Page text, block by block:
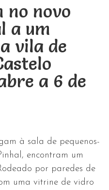
no novo
a um
vila de
a 6 de
à sala de pequenos-
encontram um
por paredes de
uma vitrine de vidro